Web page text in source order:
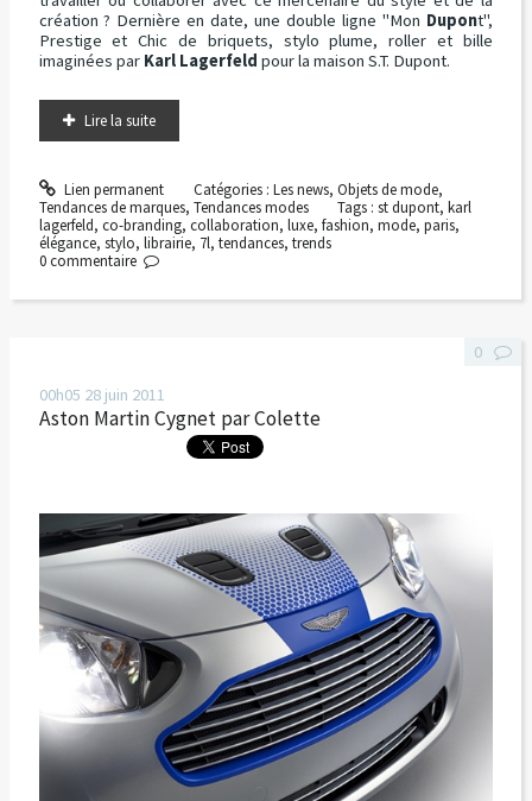
création ? Dernière en date, une double ligne "Mon Dupont",
Prestige et Chic de briquets, stylo plume, roller et bille
imaginées par Karl Lagerfeld pour la maison S.T. Dupont.
Lire la suite
Lien permanent Catégories : Les news, Objets de mode,
Tendances de marques, Tendances modes Tags :st dupont,karl
lagerfeld, co-branding, collaboration, luxe, fashion, mode, paris,
élégance, stylo, librairie, 7l, tendances, trends
0 commentaire
00h05 28 juin 2011
Aston Martin Cygnet par Colette
0